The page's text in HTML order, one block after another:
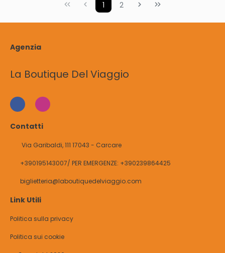
1 2
Agenzia
La Boutique Del Viaggio
Contatti
Via Garibaldi, 111 17043 - Carcare
+390195143007/ PER EMERGENZE: +390239864425
biglietteria@laboutiquedelviaggio.com
Link Utili
Politica sulla privacy
Politica sui cookie